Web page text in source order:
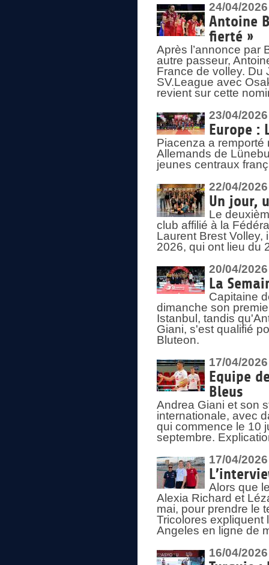
24/04/2026
Antoine
fierté »
Après l’annonce par
autre passeur,
France de volley. Du
SV.League avec
revient sur cette
23/04/2026
Europe :
Piacenza a remporté
Allemands de
jeunes centraux
22/04/2026
Un jour,
Le
club affilié à la
Laurent Brest Volley,
2026, qui ont lieu du
20/04/2026
La
Capitaine
dimanche son
Istanbul, tandis
Giani, s'est qualifié
Bluteon.
17/04/2026
Equipe
Bleus
Andrea Giani et son
internationale, avec
qui commence le 10
septembre.
17/04/2026
Alors que
Alexia Richard et
mai, pour prendre le
Tricolores expliquent
Angeles en ligne de
16/04/2026